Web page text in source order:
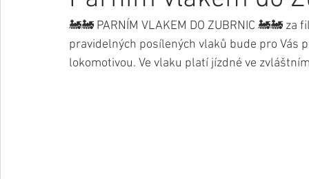
🚂🚂 PARNÍM VLAKEM DO ZUBRNIC 🚂🚂
pravidelných posílených vlaků bude pro Vás
lokomotivou. Ve vlaku platí jízdné ve